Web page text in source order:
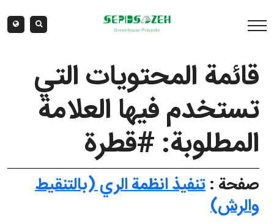
قائمة المحتويات التي
تستخدم فيها العلامة
المطلوبة: #قطرة
صفحة :تنفيذ انظمة الري (بالتنقيط
والرش)